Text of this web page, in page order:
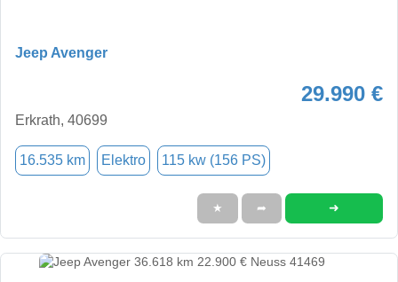
Jeep Avenger
29.990 €
Erkrath, 40699
16.535 km Elektro 115 kw (156 PS)
★ ➦ ➜